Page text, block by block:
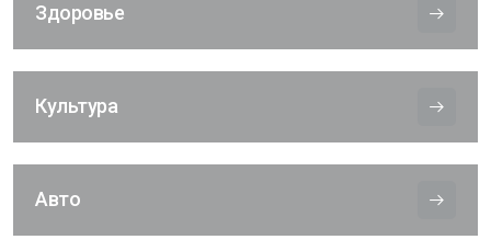
Здоровье
Культура
Авто